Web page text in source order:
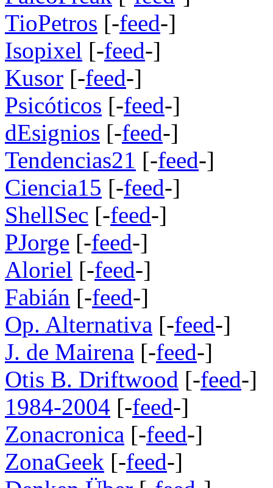
TioPetros [-feed-]
Isopixel [-feed-]
Kusor [-feed-]
Psicóticos [-feed-]
dEsignios [-feed-]
Tendencias21 [-feed-]
Ciencia15 [-feed-]
ShellSec [-feed-]
PJorge [-feed-]
Aloriel [-feed-]
Fabián [-feed-]
Op. Alternativa [-feed-]
J. de Mairena [-feed-]
Otis B. Driftwood [-feed-]
1984-2004 [-feed-]
Zonacronica [-feed-]
ZonaGeek [-feed-]